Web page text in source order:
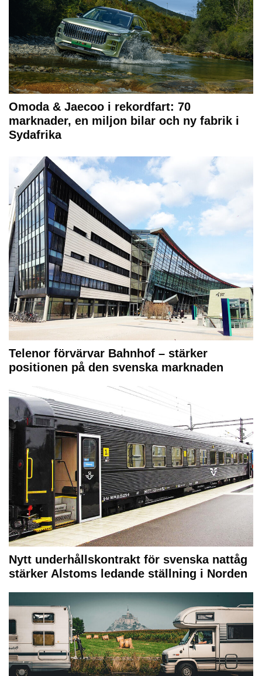
Omoda & Jaecoo i rekordfart: 70
marknader, en miljon bilar och ny fabrik i
Sydafrika
Telenor förvärvar Bahnhof – stärker
positionen på den svenska marknaden
Nytt underhållskontrakt för svenska nattåg
stärker Alstoms ledande ställning i Norden